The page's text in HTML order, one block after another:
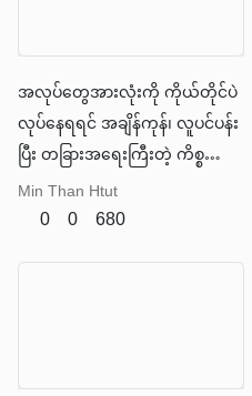
အလုပ်တွေအားလုံးကို ကိုယ်တိုင်ပဲ
လုပ်နေရရင် အချိန်ကုန်၊ လူပင်ပန်း
ပြီး တခြားအရေးကြီးတဲ့ ကိစ္စတွေ
ကို အာရုံစိုက်ဖို့ ခက်ခဲလာပါတယ်။
Min Than Htut
0 0 680